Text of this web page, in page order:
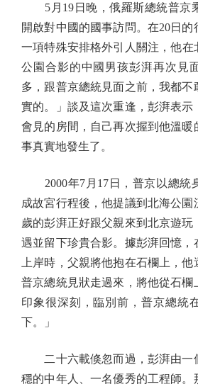
5月19日晚，俄羅斯總統普京
開啟對中國的國事訪問。在20日
一項特殊安排格外引人關注，他在
公園合影的中國男孩彭湃再次見
多，跟普京總統見面之前，我都不
實的。」談及這次重逢，彭湃表示
會見的房間，自己再次握到他溫暖
事真實地發生了。
2000年7月17日，普京以總統
成故宮行程後，他提議到北海公園
歲的彭湃正好跟父親來到北京遊玩
遇並留下珍貴合影。據彭湃回憶，
上岸時，父親將他抱在石欄上，他
普京總統見狀走過來，將他從石欄
印象很深刻，臨別前，普京總統
下。」
二十六載倏忽而過，彭湃由一
穩的中年人、一名優秀的工程師。